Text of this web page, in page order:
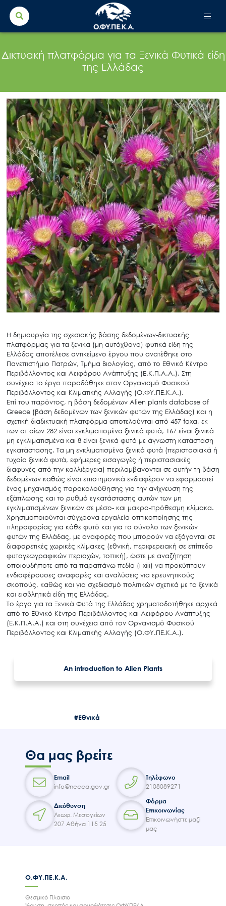
Search
for:
Search
for:
Ο.ΦΥ.ΠΕ.Κ.Α.
Νέα – Δημοσιότητα
Άξονες δράσης
Μ.Δ.Π.Π.
Επικοινωνία
Δικτυακή πλατφόρμα για τα Ξενικά Φυτικά είδη
της Ελλάδας
Η δημιουργία της σχεσιακής βάσης δεδομένων-δικτυακής
πλατφόρμας για τα ξενικά (μη αυτόχθονα) φυτικά είδη της
Ελλάδας αποτέλεσε αντικείμενο έργου που ανατέθηκε στο
Πανεπιστήμιο Πατρών, Τμήμα Βιολογίας, από το Εθνικό Κέντρο
Περιβάλλοντος και Αειφόρου Ανάπτυξης (Ε.Κ.Π.Α.Α.). Στη
συνέχεια το έργο παραδόθηκε στον Οργανισμό Φυσικού
Περιβάλλοντος και Κλιματικής Αλλαγής (Ο.ΦΥ.ΠΕ.Κ.Α.).
Επί του παρόντος, η βάση δεδομένων Alien plants database of
Greece (βάση δεδομένων των ξενικών φυτών της Ελλάδας) και η
σχετική διαδικτυακή πλατφόρμα αποτελούνται από 457 taxa, εκ
των οποίων 282 είναι εγκλιματισμένα ξενικά φυτά, 167 είναι ξενικά
μη εγκλιματισμένα και 8 είναι ξενικά φυτά με άγνωστη κατάσταση
εγκατάστασης. Τα μη εγκλιματισμένα ξενικά φυτά (περιστασιακά ή
τυχαία ξενικά φυτά, εφήμερες εισαγωγές ή περιστασιακές
διαφυγές από την καλλιέργεια) περιλαμβάνονται σε αυτήν τη βάση
δεδομένων καθώς είναι επιστημονικά ενδιαφέρον να εφαρμοστεί
ένας μηχανισμός παρακολούθησης για την ανίχνευση της
εξάπλωσης και το ρυθμό εγκατάστασης αυτών των μη
εγκλιματισμένων ξενικών σε μέσο- και μακρο-πρόθεσμη κλίμακα.
Χρησιμοποιούνται σύγχρονα εργαλεία οπτικοποίησης της
πληροφορίας για κάθε φυτό και για το σύνολο των ξενικών
φυτών της Ελλάδας, με αναφορές που μπορούν να εξάγονται σε
διαφορετικές χωρικές κλίμακες (εθνική, περιφερειακή σε επίπεδο
φυτογεωγραφικών περιοχών, τοπική), ώστε με αναζήτηση
οποιουδήποτε από τα παραπάνω πεδία (i-xiii) να προκύπτουν
ενδιαφέρουσες αναφορές και αναλύσεις για ερευνητικούς
σκοπούς, καθώς και για σχεδιασμό πολιτικών σχετικά με τα ξενικά
και εισβλητικά είδη της Ελλάδας.
Το έργο για τα Ξενικά Φυτά της Ελλάδας χρηματοδοτήθηκε αρχικά
από το Εθνικό Κέντρο Περιβάλλοντος και Αειφόρου Ανάπτυξης
(Ε.Κ.Π.Α.Α.) και στη συνέχεια από τον Οργανισμό Φυσικού
Περιβάλλοντος και Κλιματικής Αλλαγής (Ο.ΦΥ.ΠΕ.Κ.Α.).
An introduction to Alien Plants
#Εθνικά
Θα μας βρείτε
Email
info@necca.gov.gr
Τηλέφωνο
2108089271
Διεύθυνση
Λεωφ. Μεσογείων
207 Αθήνα 115 25
Φόρμα
Επικοινωνίας
Επικοινωνήστε μαζί
μας
Ο.ΦΥ.ΠΕ.Κ.Α.
Θεσμικό Πλαισιο